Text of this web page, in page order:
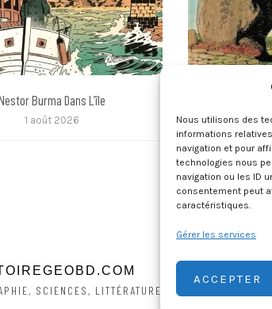
Nous utilisons des
informations
navigation et pour
technologies nous
navigation ou les ID
consentement peut
caractéristiques.
Gérer les services
ACCEPTER
Burma Dans L’île
1 août 2026
SCIENCES, LITTÉRATURE EN BD